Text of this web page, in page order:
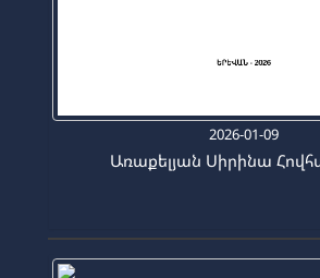
2026-01-09
Առաքելյան Սիրինա